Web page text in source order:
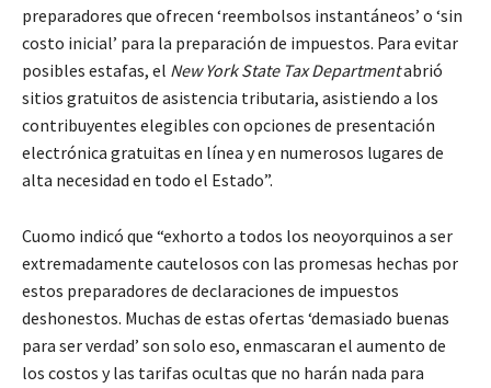
preparadores que ofrecen ‘reembolsos instantáneos’ o ‘sin
costo inicial’ para la preparación de impuestos. Para evitar
posibles estafas, el New York State Tax Departmentabrió
sitios gratuitos de asistencia tributaria, asistiendo a los
contribuyentes elegibles con opciones de presentación
electrónica gratuitas en línea y en numerosos lugares de
alta necesidad en todo el Estado”.
Cuomo indicó que “exhorto a todos los neoyorquinos a ser
extremadamente cautelosos con las promesas hechas por
estos preparadores de declaraciones de impuestos
deshonestos. Muchas de estas ofertas ‘demasiado buenas
para ser verdad’ son solo eso, enmascaran el aumento de
los costos y las tarifas ocultas que no harán nada para